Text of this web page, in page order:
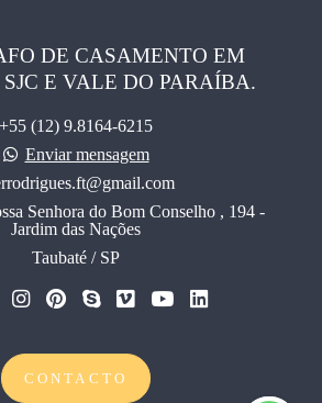
DE CASAMENTO EM
E VALE DO PARAÍBA.
+55 (12) 9.8164-6215
Enviar mensagem
Senhora do Bom Conselho , 194 -
Jardim das Nações
Taubaté / SP
CONTACTO